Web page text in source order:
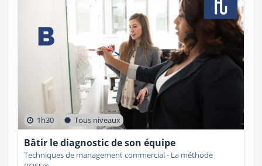
1h30 Tous niveaux
Bâtir le diagnostic de son équipe
Techniques de management commercial - La méthode